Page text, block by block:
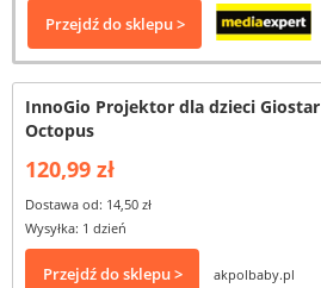
Przejdź do sklepu >
InnoGio Projektor dla dzieci Giostar
Octopus
120,99 zł
Dostawa od: 14,50 zł
Wysyłka: 1 dzień
Przejdź do sklepu > akpolbaby.pl